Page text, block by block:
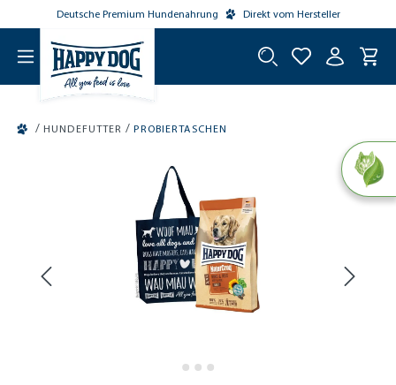
springen
Deutsche Premium Hundenahrung Direkt vom Hersteller
/ HUNDEFUTTER / PROBIERTASCHEN